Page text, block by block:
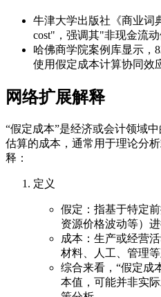
牛津大学出版社《商业词
cost"，强调其"非现金流
哈佛商学院案例库显示，
使用假定成本计算协同效
网络扩展解释
“假定成本”是经济或会计领域
估算的成本，通常用于理论分
释：
定义
假定：指基于特定
资源价格波动等）
成本：生产或经营
材料、人工、管理等
综合来看，“假定成
本值，可能并非实